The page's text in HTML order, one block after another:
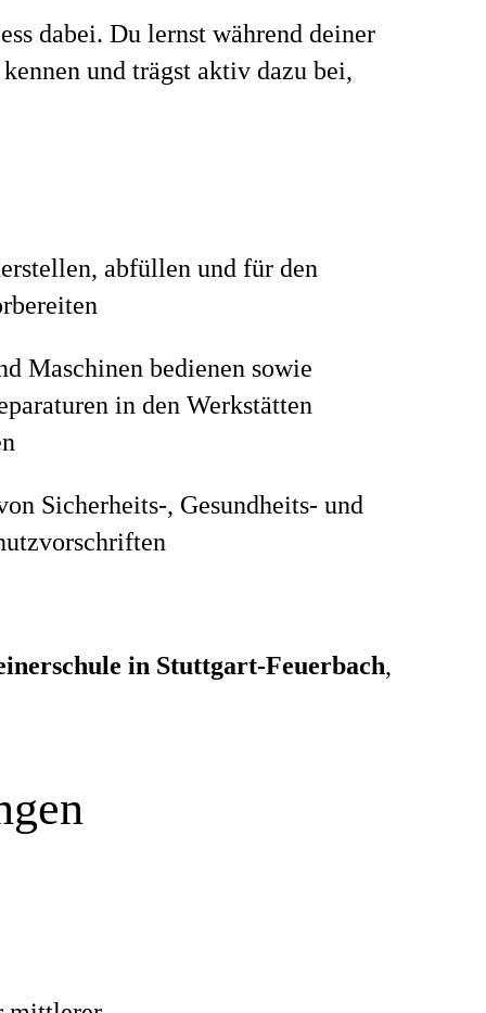
dabei. Du lernst während deiner
und trägst aktiv dazu bei,
abfüllen und für den
Maschinen bedienen sowie
in den Werkstätten
Sicherheits-, Gesundheits- und
in Stuttgart-Feuerbach,